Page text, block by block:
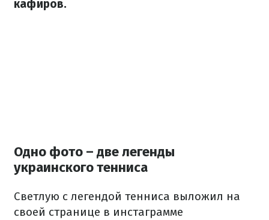
кафиров.
Одно фото – две легенды
украинского тенниса
Светлую с легендой тенниса выложил на
своей странице в инстаграмме